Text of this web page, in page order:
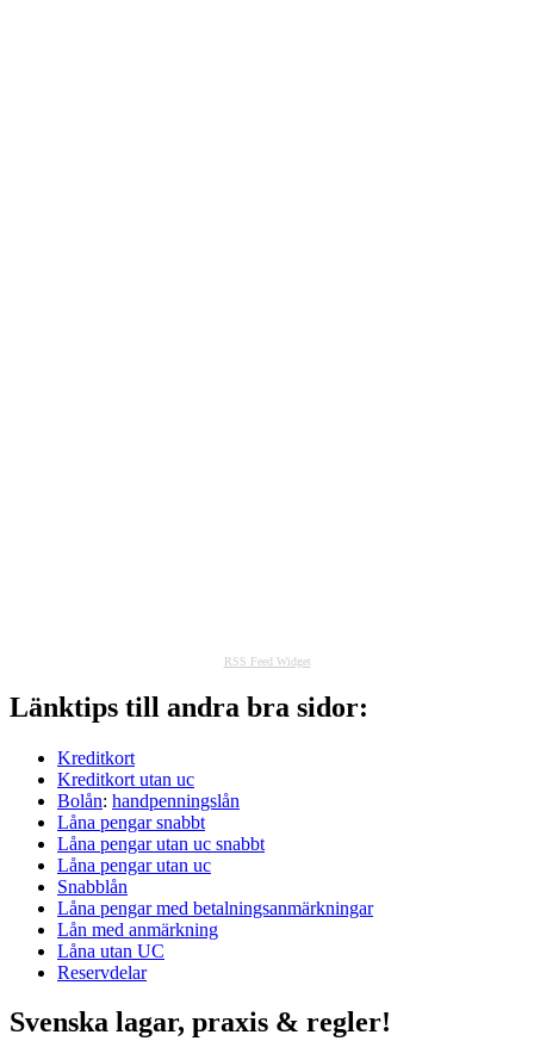
RSS Feed Widget
Länktips till andra bra sidor:
Kreditkort
Kreditkort utan uc
Bolån: handpenningslån
Låna pengar snabbt
Låna pengar utan uc snabbt
Låna pengar utan uc
Snabblån
Låna pengar med betalningsanmärkningar
Lån med anmärkning
Låna utan UC
Reservdelar
Svenska lagar, praxis & regler!